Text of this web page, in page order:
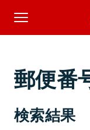
郵便番
検索結果